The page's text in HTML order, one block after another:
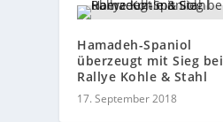
Hamadeh-Spaniol
überzeugt mit Sieg bei
Rallye Kohle & Stahl
17. September 2018